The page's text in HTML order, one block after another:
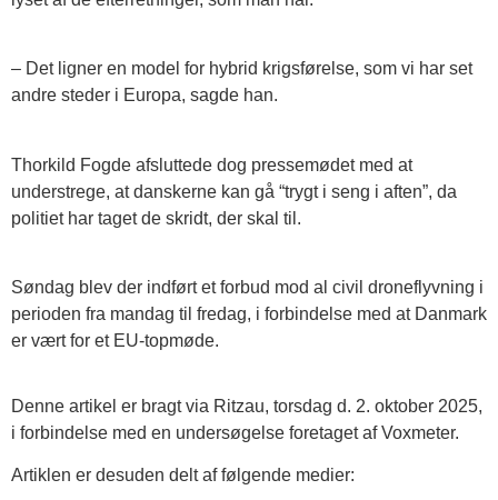
– Det ligner en model for hybrid krigsførelse, som vi har set
andre steder i Europa, sagde han.
Thorkild Fogde afsluttede dog pressemødet med at
understrege, at danskerne kan gå “trygt i seng i aften”, da
politiet har taget de skridt, der skal til.
Søndag blev der indført et forbud mod al civil droneflyvning i
perioden fra mandag til fredag, i forbindelse med at Danmark
er vært for et EU-topmøde.
Denne artikel er bragt via Ritzau, torsdag d. 2. oktober 2025,
i forbindelse med en undersøgelse foretaget af Voxmeter.
Artiklen er desuden delt af følgende medier: